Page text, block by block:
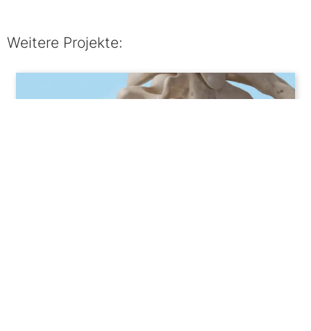
Weitere Projekte: